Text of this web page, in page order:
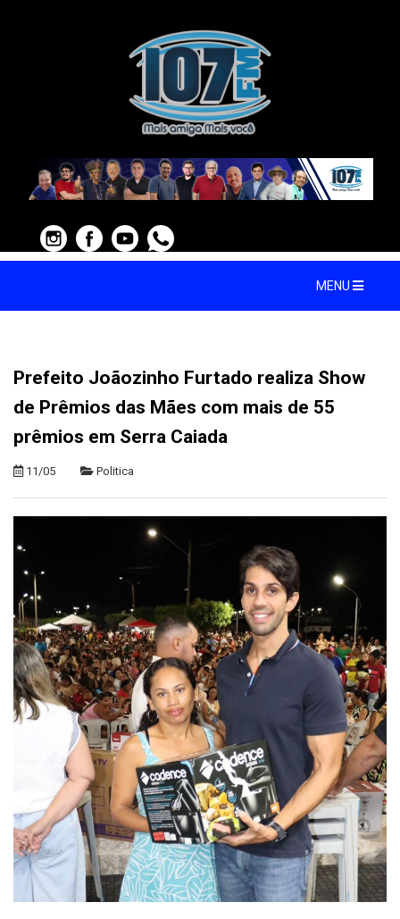
MENU
Prefeito Joãozinho Furtado realiza Show
de Prêmios das Mães com mais de 55
prêmios em Serra Caiada
11/05 Politica